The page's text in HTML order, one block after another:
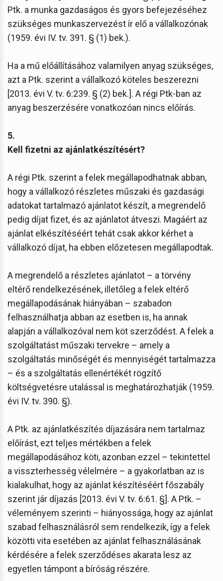
Ptk. a munka gazdaságos és gyors befejezéséhez
szükséges munkaszervezést ír elő a vállalkozónak
(1959. évi IV. tv. 391. § (1) bek.).
Ha a mű előállításához valamilyen anyag szükséges,
azt a Ptk. szerint a vállalkozó köteles beszerezni
[2013. évi V. tv. 6:239. § (2) bek.]. A régi Ptk-ban az
anyag beszerzésére vonatkozóan nincs előírás.
5.
Kell fizetni az ajánlatkészítésért?
A régi Ptk. szerint a felek megállapodhatnak abban,
hogy a vállalkozó részletes műszaki és gazdasági
adatokat tartalmazó ajánlatot készít, a megrendelő
pedig díjat fizet, és az ajánlatot átveszi. Magáért az
ajánlat elkészítéséért tehát csak akkor kérhet a
vállalkozó díjat, ha ebben előzetesen megállapodtak.
A megrendelő a részletes ajánlatot – a törvény
eltérő rendelkezésének, illetőleg a felek eltérő
megállapodásának hiányában – szabadon
felhasználhatja abban az esetben is, ha annak
alapján a vállalkozóval nem köt szerződést. A felek a
szolgáltatást műszaki tervekre – amely a
szolgáltatás minőségét és mennyiségét tartalmazza
– és a szolgáltatás ellenértékét rögzítő
költségvetésre utalással is meghatározhatják (1959.
évi IV. tv. 390. §).
A Ptk. az ajánlatkészítés díjazására nem tartalmaz
előírást, ezt teljes mértékben a felek
megállapodásához köti, azonban ezzel – tekintettel
a visszterhesség vélelmére – a gyakorlatban az is
kialakulhat, hogy az ajánlat készítéséért főszabály
szerint jár díjazás [2013. évi V. tv. 6:61. §]. A Ptk. –
véleményem szerinti – hiányossága, hogy az ajánlat
szabad felhasználásról sem rendelkezik, így a felek
közötti vita esetében az ajánlat felhasználásának
kérdésére a felek szerződéses akarata lesz az
egyetlen támpont a bíróság részére.